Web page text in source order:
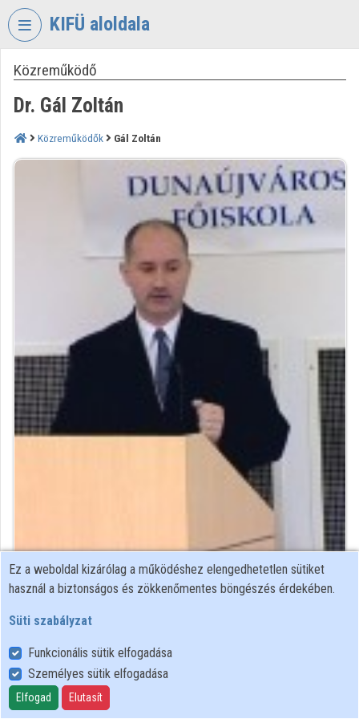
Fejléc kihagyása
KIFÜ aloldala
VIDEOTORIUM
KORMÁNYZATI
INFORMATIKAI
Intézményi felfedezés
Intézményi listák
Intézmények
Közreműködők
Közreműködő
Dr. Gál Zoltán
Közreműködők Gál Zoltán
Közreműködő felvételei
Névjegyek
Névjegy
Debreceni Egyetem Informatikai Szolgáltató
Ez a weboldal kizárólag a működéshez elengedhetetlen sütiket
használ a biztonságos és zökkenőmentes böngészés érdekében.
Süti szabályzat
Funkcionális sütik elfogadása
Személyes sütik elfogadása
Elfogad Elutasít